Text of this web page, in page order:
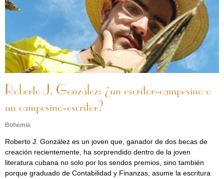
Roberto J. González: ¿un escritor-campesino o
un campesino-escritor?
Bohemia
Roberto J. González es un joven que, ganador de dos becas de
creación recientemente, ha sorprendido dentro de la joven
literatura cubana no solo por los sendos premios, sino también
porque graduado de Contabilidad y Finanzas, asume la escritura